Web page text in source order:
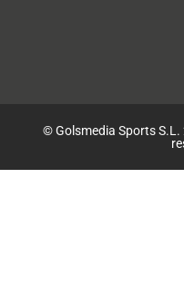
© Golsmedia Sports